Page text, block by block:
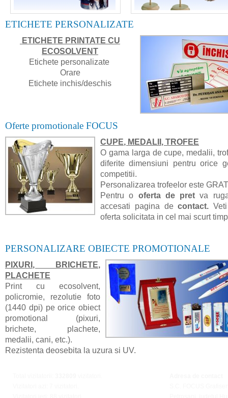
ETICHETE PERSONALIZATE
ETICHETE PRINTATE CU
ECOSOLVENT
Etichete personalizate
Orare
Etichete inchis/deschis
Oferte promotionale FOCUS
CUPE, MEDALII, TROFEE
O gama larga de cupe, medalii,
diferite dimensiuni pentru orice
competitii.
Personalizarea trofeelor este
Pentru o oferta de pretva
accesati pagina decontact.
oferta solicitata in cel mai scurt
PERSONALIZARE OBIECTE PROMOTIONALE
PIXURI, BRICHETE,
PLACHETE
Print cu ecosolvent,
policromie, rezolutie foto
(1440 dpi) pe orice obiect
promotional (pixuri,
brichete, plachete,
medalii, cani, etc.).
Rezistenta deosebita la uzura si UV.